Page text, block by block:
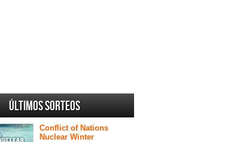
Últimos sorteos
Conflict of Nations
Nuclear Winter